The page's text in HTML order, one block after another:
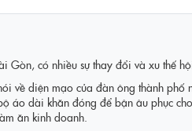
có nhiều sự thay đổi và xu thế
diện mạo của đàn ông thành phố
áo dài khăn đóng để bận âu phục
ăn kinh doanh.